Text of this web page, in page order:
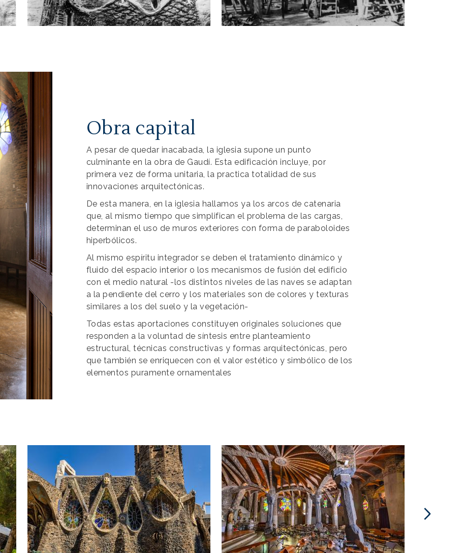
Obra capital
A pesar de quedar inacabada, la iglesia supone un punto
culminante en la obra de Gaudí. Esta edificación incluye, por
primera vez de forma unitaria, la practica totalidad de sus
innovaciones arquitectónicas.
De esta manera, en la iglesia hallamos ya los arcos de catenaria
que, al mismo tiempo que simplifican el problema de las cargas,
determinan el uso de muros exteriores con forma de paraboloides
hiperbólicos.
Al mismo espíritu integrador se deben el tratamiento dinámico y
fluido del espacio interior o los mecanismos de fusión del edificio
con el medio natural -los distintos niveles de las naves se adaptan
a la pendiente del cerro y los materiales son de colores y texturas
similares a los del suelo y la vegetación-
Todas estas aportaciones constituyen originales soluciones que
responden a la voluntad de síntesis entre planteamiento
estructural, técnicas constructivas y formas arquitectónicas, pero
que también se enriquecen con el valor estético y simbólico de los
elementos puramente ornamentales